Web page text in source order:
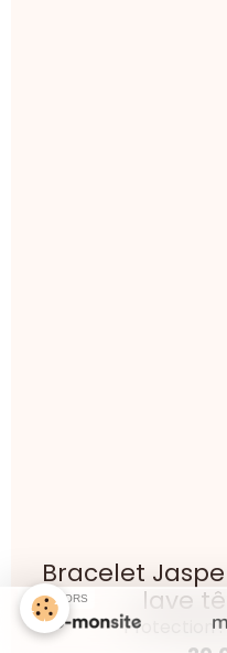
Bracelet
lave
Protection
SPONSORS